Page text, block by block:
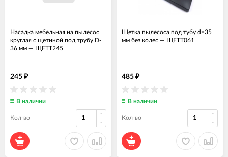
Насадка мебельная на пылесос
круглая с щетиной под трубу D-
36 мм — ЩЕТТ245
245 ₽
В наличии
Кол-во
Щетка пылесоса под тубу d=35
мм без колес — ЩЕТТ061
485 ₽
В наличии
Кол-во